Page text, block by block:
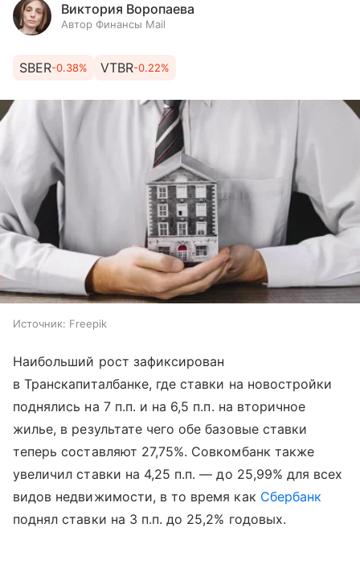
Виктория Воропаева
Автор Финансы Mail
SBER-0.38% VTBR-0.22%
Источник: Freepik
Наибольший рост зафиксирован
в Транскапиталбанке, где ставки на новостройки
поднялись на 7 п.п. и на 6,5 п.п. на вторичное
жилье, в результате чего обе базовые ставки
теперь составляют 27,75%. Совкомбанк также
увеличил ставки на 4,25 п.п. — до 25,99% для всех
видов недвижимости, в то время как Сбербанк
поднял ставки на 3 п.п. до 25,2% годовых.